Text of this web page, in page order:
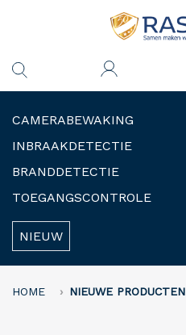
CAMERABEWAKING
INBRAAKDETECTIE
BRANDDETECTIE
TOEGANGSCONTROLE
NIEUW
HOME NIEUWE PRODUCTEN